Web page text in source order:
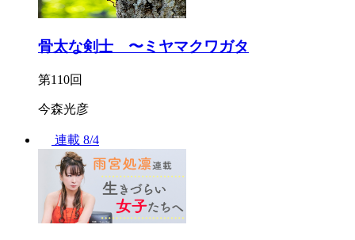
骨太な剣士 〜ミヤマクワガタ
第110回
今森光彦
連載 8/4